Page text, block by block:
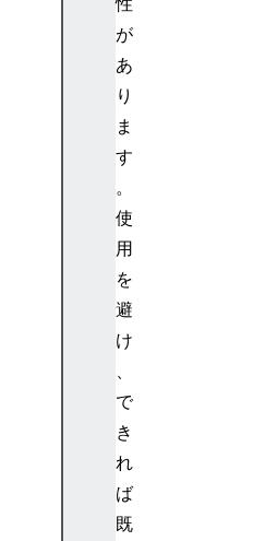
が
あ
り
ま
す
。
使
用
を
避
け
で
き
れ
ば
既